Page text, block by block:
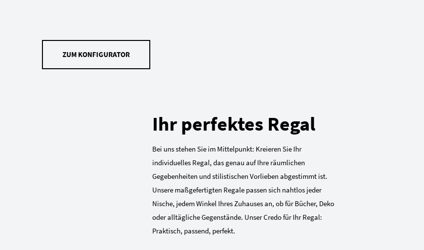
ZUM KONFIGURATOR
Ihr perfektes Regal
Bei uns stehen Sie im Mittelpunkt: Kreieren Sie Ihr
individuelles Regal, das genau auf Ihre räumlichen
Gegebenheiten und stilistischen Vorlieben abgestimmt ist.
Unsere maßgefertigten Regale passen sich nahtlos jeder
Nische, jedem Winkel Ihres Zuhauses an, ob für Bücher, Deko
oder alltägliche Gegenstände. Unser Credo für Ihr Regal:
Praktisch, passend, perfekt.